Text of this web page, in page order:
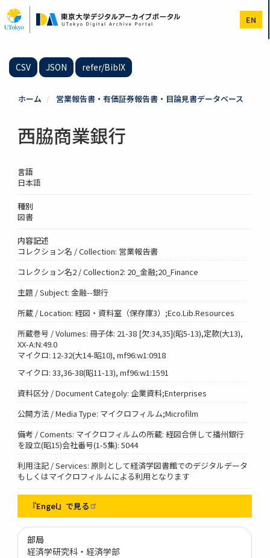
イ
ン
EN
CSV JSON refer/BibIX
ホーム 営業報告書・有価証券報告書・目論見書データベース
西脇商業銀行
言語
日本語
種別
図書
内容記述
コレクション名 / Collection: 営業報告書
コレクション名2 / Collection2: 20_金融;20_Finance
主題 / Subject: 金融--銀行
所蔵 / Location: 経図・資料室（保存庫3）;Eco.Lib.Resources
所蔵巻号 / Volumes: 冊子体: 21-38 [欠:34,35](昭5-13),定款(大13),
XX-A:N:49.0
マイクロ: 12-32(大14-昭10), mf96:w1:0918
マイクロ: 33,36-38(昭11-13), mf96:w1:1591
資料区分 / Document Categoly: 企業資料;Enterprises
公開方法 / Media Type: マイクロフィルム;Microfilm
備考 / Coments: マイクロフィルムの所蔵: 経図合併して播州銀行
を設立(昭15)会社番号(1-5集): 5044
利用注記 / Services: 原則として経済学図書館でのデジタルデータ
もしくはマイクロフィルムによる利用となります
『Engel』で見る
部局
経済学研究科・経済学部